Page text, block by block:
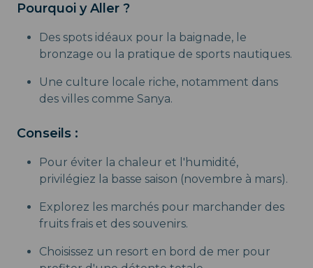
Pourquoi y Aller ?
Des spots idéaux pour la baignade, le
bronzage ou la pratique de sports nautiques.
Une culture locale riche, notamment dans
des villes comme Sanya.
Conseils :
Pour éviter la chaleur et l'humidité,
privilégiez la basse saison (novembre à mars).
Explorez les marchés pour marchander des
fruits frais et des souvenirs.
Choisissez un resort en bord de mer pour